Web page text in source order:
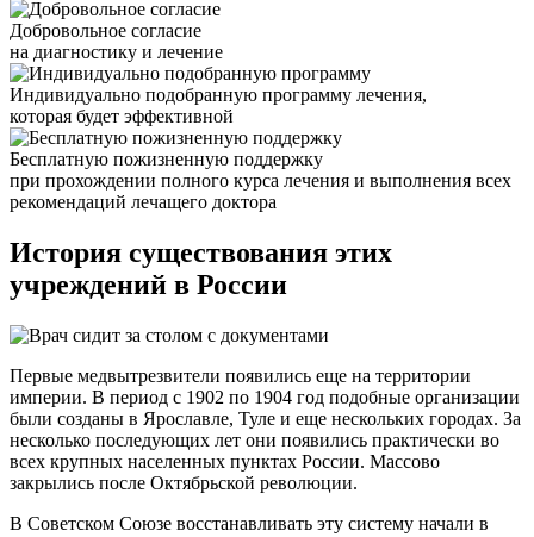
Добровольное согласие
на диагностику и лечение
Индивидуально подобранную программу лечения,
которая будет эффективной
Бесплатную пожизненную поддержку
при прохождении полного курса лечения и выполнения всех
рекомендаций лечащего доктора
История существования этих
учреждений в России
Первые медвытрезвители появились еще на территории
империи. В период с 1902 по 1904 год подобные организации
были созданы в Ярославле, Туле и еще нескольких городах. За
несколько последующих лет они появились практически во
всех крупных населенных пунктах России. Массово
закрылись после Октябрьской революции.
В Советском Союзе восстанавливать эту систему начали в